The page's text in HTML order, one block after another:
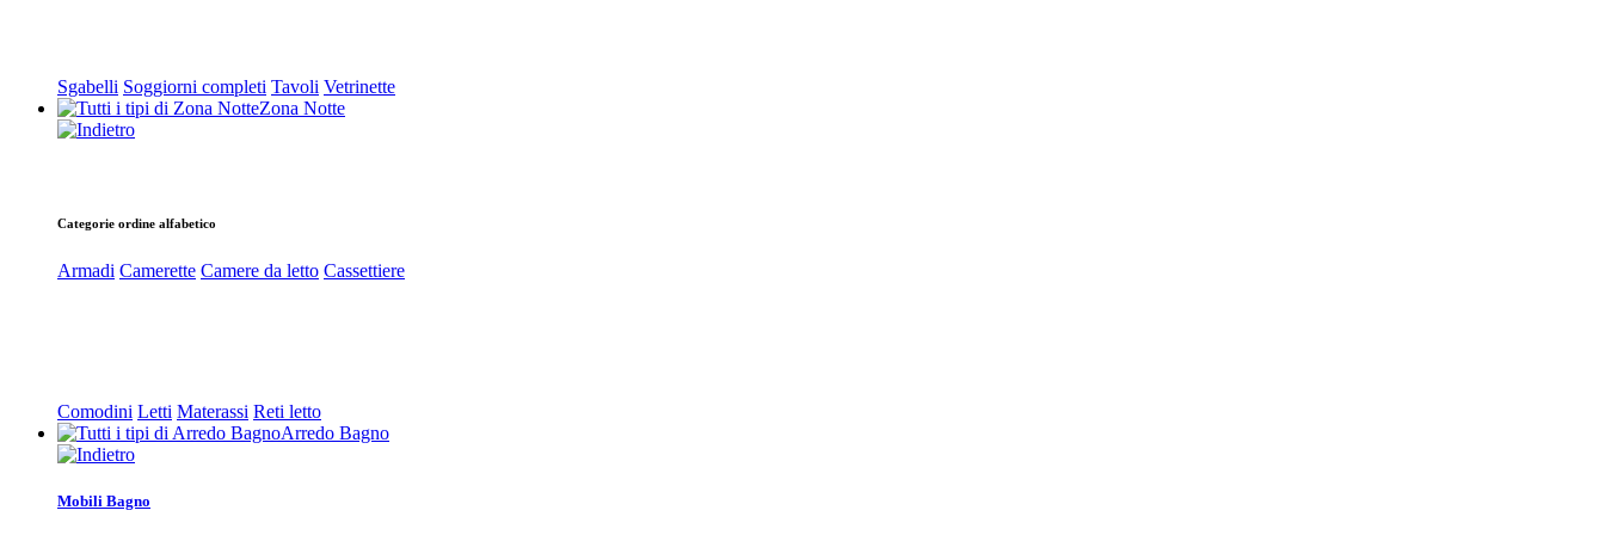
Sgabelli Soggiorni completi Tavoli Vetrinette
Zona Notte
Categorie ordine alfabetico
Armadi Camerette Camere da letto Cassettiere
Comodini Letti Materassi Reti letto
Arredo Bagno
Mobili Bagno